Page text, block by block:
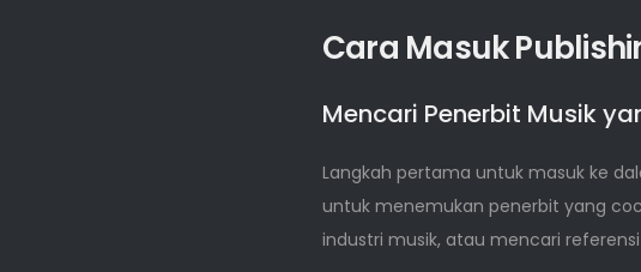
Cara Masuk
Mencari Penerbit Musik
Langkah pertama untuk masuk ke
untuk menemukan penerbit yang
industri musik, atau mencari